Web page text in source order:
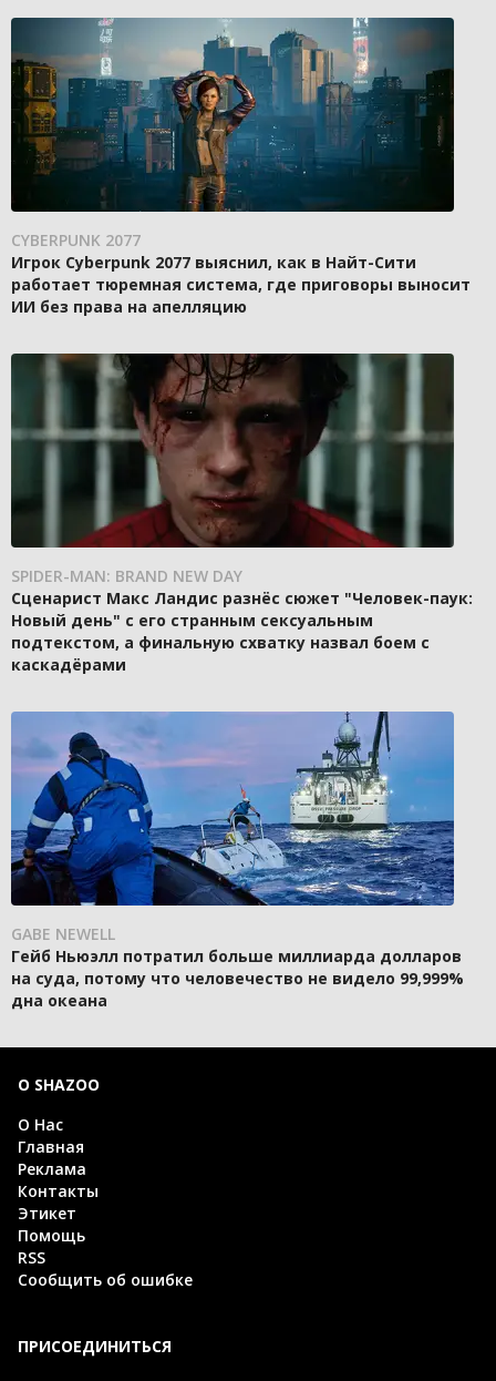
CYBERPUNK 2077
Игрок Cyberpunk 2077 выяснил, как в Найт-Сити
работает тюремная система, где приговоры выносит
ИИ без права на апелляцию
SPIDER-MAN: BRAND NEW DAY
Сценарист Макс Ландис разнёс сюжет "Человек-паук:
Новый день" с его странным сексуальным
подтекстом, а финальную схватку назвал боем с
каскадёрами
GABE NEWELL
Гейб Ньюэлл потратил больше миллиарда долларов
на суда, потому что человечество не видело 99,999%
дна океана
О SHAZOO
О Нас
Главная
Реклама
Контакты
Этикет
Помощь
RSS
Сообщить об ошибке
ПРИСОЕДИНИТЬСЯ